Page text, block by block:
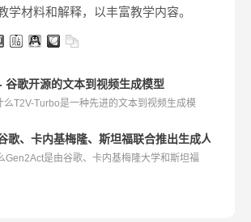
学材料和解释，以丰富教学内容。
谷歌开源的文本到视频生成模型
么T2V-Turbo是一种先进的文本到视频生成模
歌、卡内基梅隆、斯坦福联合推出生成人类视频
Gen2Act是由谷歌、卡内基梅隆大学和斯坦福